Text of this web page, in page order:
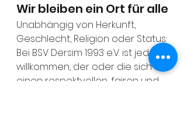
Wir bleiben ein Ort für alle
Unabhängig von Herkunft,
Geschlecht, Religion oder Status:
Bei BSV Dersim 1993 e.V. ist jede*r
willkommen, der oder die sich für
einen respektvollen, fairen und